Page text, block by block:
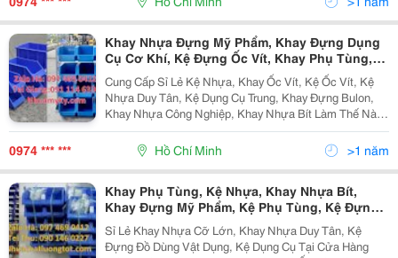
Khay Nhựa Đựng Mỹ Phẩm, Khay Đựng Dụng
Cụ Cơ Khí, Kệ Đựng Ốc Vít, Khay Phụ Tùng,
Kệ Nhựa, Khay Nhựa Bít, Khay Đựng Mỹ
Phẩm, Khay Đựng Dụng Cụ Cơ Khí, Hộp Nhựa
Duy Tân, Kệ Phụ Tùng, Kệ Đựng Linh Kiện,
Cung Cấp Sỉ Lẻ Kệ Nhựa, Khay Ốc Vít, Kệ Ốc Vít, Kệ
Nhựa Duy Tân, Kệ Dụng Cụ Trung, Khay Đựng Bulon,
Khay Nhựa Công Nghiệp, Khay Nhựa Bít Làm Thế Nào
Để Những Đồ Dùng Vật Dụng, Linh Kiện Nhỏ, Dụng Cụ,
Thiết Bị Lúc Nào Cũng Gọn Gàng, Ngăn Nắp, Dễ...
0974 *** *** Hồ Chí Minh >1 năm
Khay Phụ Tùng, Kệ Nhựa, Khay Nhựa Bít,
Khay Đựng Mỹ Phẩm, Kệ Phụ Tùng, Kệ Đựng
Linh Kiện, Kệ Đựng Hàng Hóa, Thùng Nhựa Tp
Hcm, Khay Nhựa Xanh Giá Rẻ Khay Đựng
Dụng Cụ Cơ Khí, Hộp Nhựa Duy Tân,
Sỉ Lẻ Khay Nhựa Cỡ Lớn, Khay Nhựa Duy Tân, Kệ
Đựng Đồ Dùng Vật Dụng, Kệ Dụng Cụ Tại Cửa Hàng